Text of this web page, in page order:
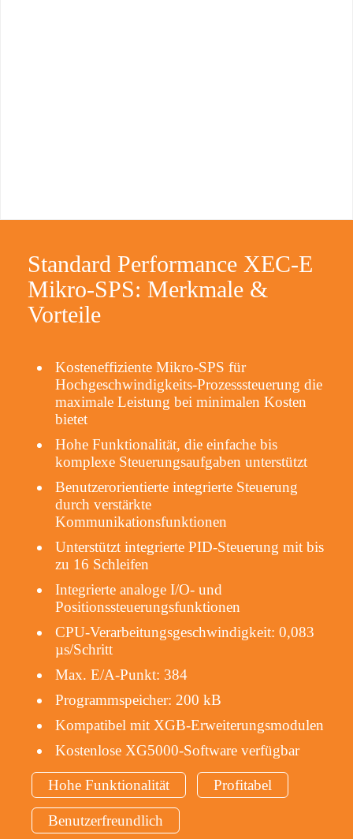
Standard Performance XEC-E
Mikro-SPS: Merkmale &
Vorteile
Kosteneffiziente Mikro-SPS für
Hochgeschwindigkeits-Prozesssteuerung die
maximale Leistung bei minimalen Kosten
bietet
Hohe Funktionalität, die einfache bis
komplexe Steuerungsaufgaben unterstützt
Benutzerorientierte integrierte Steuerung
durch verstärkte
Kommunikationsfunktionen
Unterstützt integrierte PID-Steuerung mit bis
zu 16 Schleifen
Integrierte analoge I/O- und
Positionssteuerungsfunktionen
CPU-Verarbeitungsgeschwindigkeit: 0,083
µs/Schritt
Max. E/A-Punkt: 384
Programmspeicher: 200 kB
Kompatibel mit XGB-Erweiterungsmodulen
Kostenlose XG5000-Software verfügbar
Hohe Funktionalität Profitabel
Benutzerfreundlich